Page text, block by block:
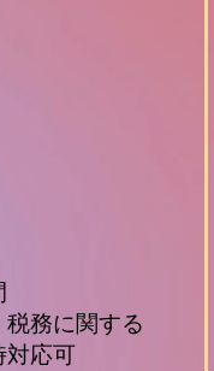
務に関する
対応可